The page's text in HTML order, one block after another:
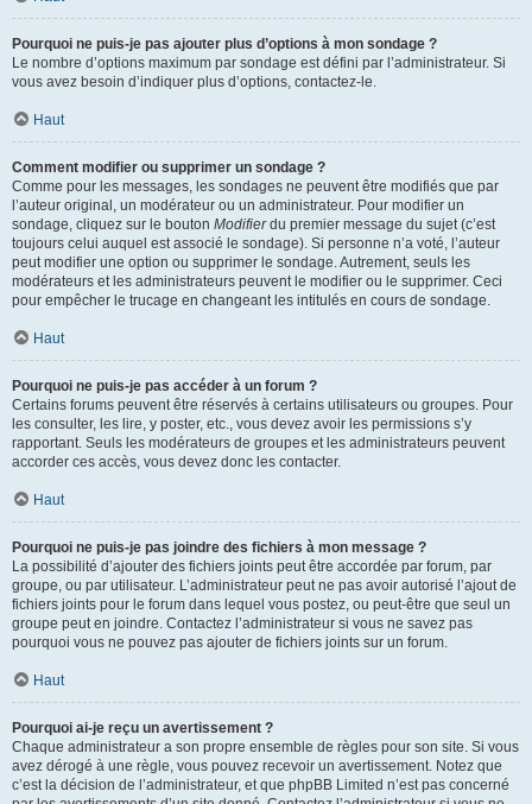
Pourquoi ne puis-je pas ajouter plus d’options à mon sondage ?
Le nombre d’options maximum par sondage est défini par l’administrateur. Si
vous avez besoin d’indiquer plus d’options, contactez-le.
Haut
Comment modifier ou supprimer un sondage ?
Comme pour les messages, les sondages ne peuvent être modifiés que par
l’auteur original, un modérateur ou un administrateur. Pour modifier un
sondage, cliquez sur le bouton Modifierdu premier message du sujet (c’est
toujours celui auquel est associé le sondage). Si personne n’a voté, l’auteur
peut modifier une option ou supprimer le sondage. Autrement, seuls les
modérateurs et les administrateurs peuvent le modifier ou le supprimer. Ceci
pour empêcher le trucage en changeant les intitulés en cours de sondage.
Haut
Pourquoi ne puis-je pas accéder à un forum ?
Certains forums peuvent être réservés à certains utilisateurs ou groupes. Pour
les consulter, les lire, y poster, etc., vous devez avoir les permissions s’y
rapportant. Seuls les modérateurs de groupes et les administrateurs peuvent
accorder ces accès, vous devez donc les contacter.
Haut
Pourquoi ne puis-je pas joindre des fichiers à mon message ?
La possibilité d’ajouter des fichiers joints peut être accordée par forum, par
groupe, ou par utilisateur. L’administrateur peut ne pas avoir autorisé l’ajout de
fichiers joints pour le forum dans lequel vous postez, ou peut-être que seul un
groupe peut en joindre. Contactez l’administrateur si vous ne savez pas
pourquoi vous ne pouvez pas ajouter de fichiers joints sur un forum.
Haut
Pourquoi ai-je reçu un avertissement ?
Chaque administrateur a son propre ensemble de règles pour son site. Si vous
avez dérogé à une règle, vous pouvez recevoir un avertissement. Notez que
c’est la décision de l’administrateur, et que phpBB Limited n’est pas concerné